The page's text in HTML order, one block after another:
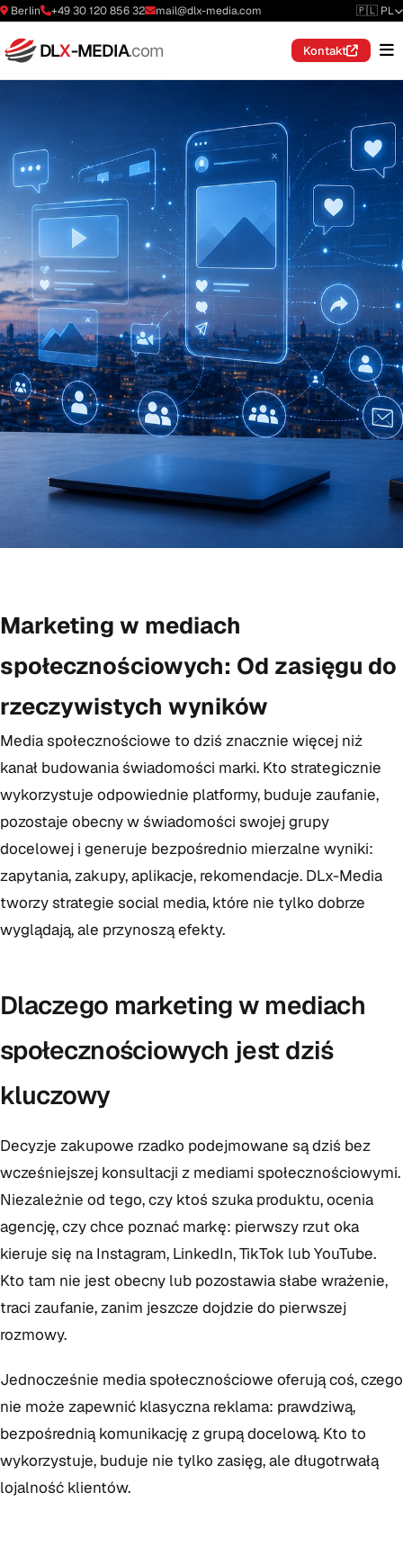
Berlin +49 30 120 856 32 mail@dlx-media.com 🇵🇱 PL
DLX-MEDIA.com Kontakt
Marketing w mediach
społecznościowych: Od zasięgu do
rzeczywistych wyników
Media społecznościowe to dziś znacznie więcej niż
kanał budowania świadomości marki. Kto strategicznie
wykorzystuje odpowiednie platformy, buduje zaufanie,
pozostaje obecny w świadomości swojej grupy
docelowej i generuje bezpośrednio mierzalne wyniki:
zapytania, zakupy, aplikacje, rekomendacje. DLx-Media
tworzy strategie social media, które nie tylko dobrze
wyglądają, ale przynoszą efekty.
Dlaczego marketing w mediach
społecznościowych jest dziś
kluczowy
Decyzje zakupowe rzadko podejmowane są dziś bez
wcześniejszej konsultacji z mediami społecznościowymi.
Niezależnie od tego, czy ktoś szuka produktu, ocenia
agencję, czy chce poznać markę: pierwszy rzut oka
kieruje się na Instagram, LinkedIn, TikTok lub YouTube.
Kto tam nie jest obecny lub pozostawia słabe wrażenie,
traci zaufanie, zanim jeszcze dojdzie do pierwszej
rozmowy.
Jednocześnie media społecznościowe oferują coś, czego
nie może zapewnić klasyczna reklama: prawdziwą,
bezpośrednią komunikację z grupą docelową. Kto to
wykorzystuje, buduje nie tylko zasięg, ale długotrwałą
lojalność klientów.